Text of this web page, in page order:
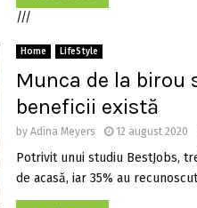
///
Home LifeStyle
Munca de la birou
beneficii există
by Adina Meyers 12 august 2020
Potrivit unui studiu BestJobs,
de acasă, iar 35% au